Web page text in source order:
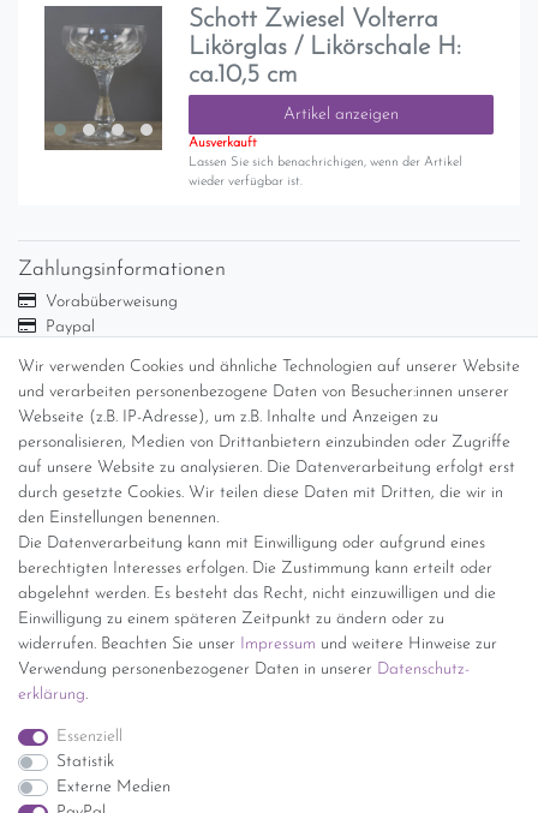
Schott Zwiesel Volterra
Likörglas / Likörschale H:
ca.10,5 cm
Artikel anzeigen
Ausverkauft
Lassen Sie sich benachrichigen, wenn der Artikel
wieder verfügbar ist.
Wir verwenden Cookies und ähnliche Technologien auf unserer Website
und verarbeiten personenbezogene Daten von Besucher:innen unserer
Webseite (z.B. IP-Adresse), um z.B. Inhalte und Anzeigen zu
personalisieren, Medien von Drittanbietern einzubinden oder Zugriffe
auf unsere Website zu analysieren. Die Datenverarbeitung erfolgt erst
durch gesetzte Cookies. Wir teilen diese Daten mit Dritten, die wir in
den Einstellungen benennen.
Die Datenverarbeitung kann mit Einwilligung oder aufgrund eines
berechtigten Interesses erfolgen. Die Zustimmung kann erteilt oder
abgelehnt werden. Es besteht das Recht, nicht einzuwilligen und die
Einwilligung zu einem späteren Zeitpunkt zu ändern oder zu
widerrufen. Beachten Sie unser Impressum und weitere Hinweise zur
Verwendung personenbezogener Daten in unserer Daten­schutz­
erklärung.
Essenziell
Statistik
Externe Medien
Zahlungsinformationen
Vorabüberweisung
Paypal
Versandinformationen
Versand per GLS (6,90 Euro) oder DHL (8,49 Euro ) inkl. MwSt.
(innerhalb Deutschlands)
kostenfreie Lieferung ab 150 Euro Warenwert (innerhalb
Deutschlands)
Übersicht Internationale Versandkosten
Wir kaufen an
Sie haben zuviel Porzellan im Schrank? Gerne kaufen wir dieses an.
Einfach unverbindliches Angebot anfordern.
*Endpreis inkl. MwSt. (Dieser Artikel unterliegt gem. § 25a
UStG der Differenzbesteuerung, ein Ausweis der
Mehrwertsteuer auf der Rechnung erfolgt nicht.)